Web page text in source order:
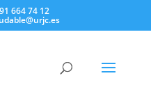
664 74 12